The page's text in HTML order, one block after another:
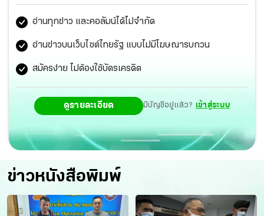
บริษัทดังกล่าวแต่อย่างใด
อ่านทุกข่าว และคอลัมน์ได้ไม่จำกัด
อ่านข่าวบนเว็บไซต์ไทยรัฐ แบบไม่มีโฆษณารบกวน
สมัครง่าย ไม่ต้องใช้บัตรเครดิต
ดูรายละเอียด มีบัญชีอยู่แล้ว? เข้าสู่ระบบ
ข่าวหนังสือพิมพ์